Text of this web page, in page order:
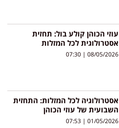
עוזי הכוהן קולע בול: תחזית
אסטרולוגית לכל המזלות
08/05/2026
אסטרולוגיה לכל המזלות: התחזית
השבועית של עוזי הכוהן
01/05/2026